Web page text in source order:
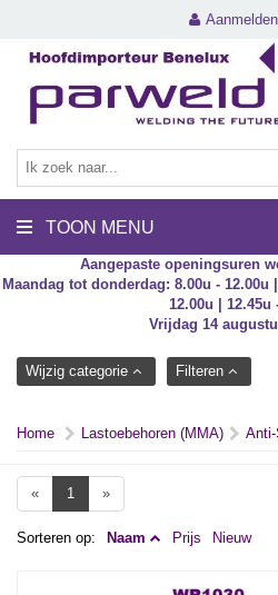
Aanmelden
TOON MENU
Aangepaste openingsuren
Maandag tot donderdag: 8.00u - 12.00u
12.00u | 12.45u
Vrijdag 14
Wijzig categorie Filteren
Home Lastoebehoren (MMA)
« 1 »
Sorteren op: Naam Prijs Nieuw